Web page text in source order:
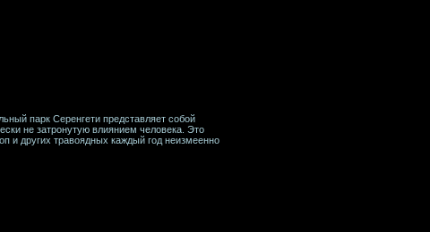
парк Серенгети представляет собой
не затронутую влиянием человека. Это
и других травоядных каждый год неизмеенно